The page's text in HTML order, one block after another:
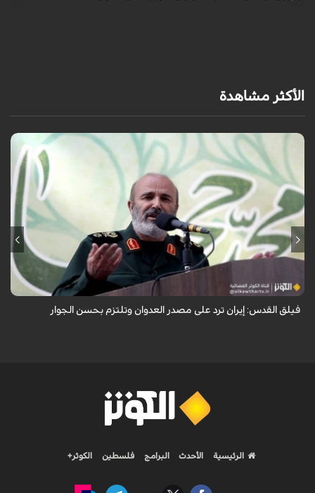
الأكثر مشاهدة
أكد نائب قائد فيلق القدس في الحرس الثوري العميد محمد رضا فلاح زاده أن
إيران ترد على مصدر العدوان وتلتزم بحسن الجوار.
فيلق القدس: إيران ترد على مصدر العدوان وتلتزم بحسن الجوار
الرئيسية الأحدث البرامج فلسطين الكوثر+